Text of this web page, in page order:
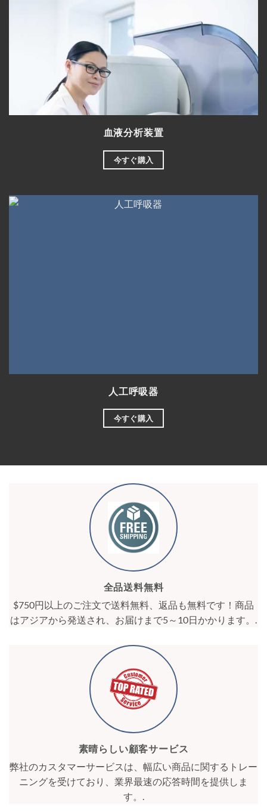
血液分析装置
今すぐ購入
人工呼吸器
今すぐ購入
全品送料無料
$750円以上のご注文で送料無料、返品も無料です！商品
はアジアから発送され、お届けまで5～10日かかります。.
素晴らしい顧客サービス
弊社のカスタマーサービスは、幅広い商品に関するトレー
ニングを受けており、業界最速の応答時間を提供しま
す。.